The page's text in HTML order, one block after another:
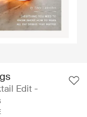
Edit -